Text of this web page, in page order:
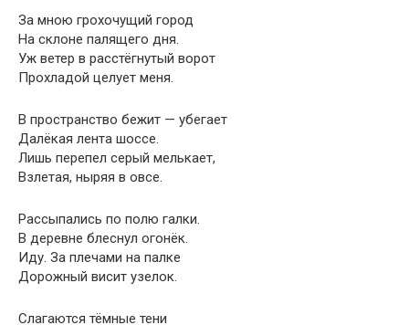
За мною грохочущий город
На склоне палящего дня.
Уж ветер в расстёгнутый ворот
Прохладой целует меня.
В пространство бежит — убегает
Далёкая лента шоссе.
Лишь перепел серый мелькает,
Взлетая, ныряя в овсе.
Рассыпались по полю галки.
В деревне блеснул огонёк.
Иду. За плечами на палке
Дорожный висит узелок.
Слагаются тёмные тени